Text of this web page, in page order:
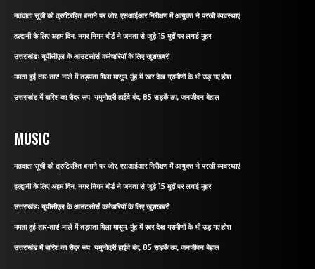
मतदाता सूची को त्रुटिरहित बनाने पर जोर, एसआईआर निरीक्षण में आयुक्त ने परखी व्यवस्थाएं
हल्द्वानी के लिए अहम दिन, नगर निगम बोर्ड ने जनता से जुड़े 15 मुद्दों पर लगाई मुहर
उत्तराखंडः यूपीसीएल के आउटसोर्स कर्मचारियों के लिए खुशखबरी
ममता हुई तार-तार! नाले में तड़पता मिला मासूम, मुंह में रबर देख ग्रामीणों के भी उड़ गए होश
उत्तराखंड में बारिश का रौद्र रूप: यमुनोत्री हाईवे बंद, 85 सड़कें ठप, जनजीवन बेहाल
MUSIC
मतदाता सूची को त्रुटिरहित बनाने पर जोर, एसआईआर निरीक्षण में आयुक्त ने परखी व्यवस्थाएं
हल्द्वानी के लिए अहम दिन, नगर निगम बोर्ड ने जनता से जुड़े 15 मुद्दों पर लगाई मुहर
उत्तराखंडः यूपीसीएल के आउटसोर्स कर्मचारियों के लिए खुशखबरी
ममता हुई तार-तार! नाले में तड़पता मिला मासूम, मुंह में रबर देख ग्रामीणों के भी उड़ गए होश
उत्तराखंड में बारिश का रौद्र रूप: यमुनोत्री हाईवे बंद, 85 सड़कें ठप, जनजीवन बेहाल